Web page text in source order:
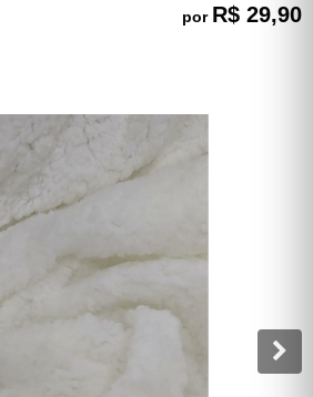
por R$ 29,90